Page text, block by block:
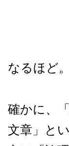
なるほど。
確かに、
文章」と